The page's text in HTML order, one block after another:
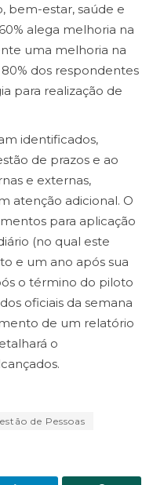
bem-estar, saúde e
alega melhoria na
uma melhoria na
dos respondentes
para realização de
identificados,
de prazos e ao
e externas,
atenção adicional. O
para aplicação
(no qual este
e um ano após sua
o término do piloto
oficiais da semana
de um relatório
o
de Pessoas